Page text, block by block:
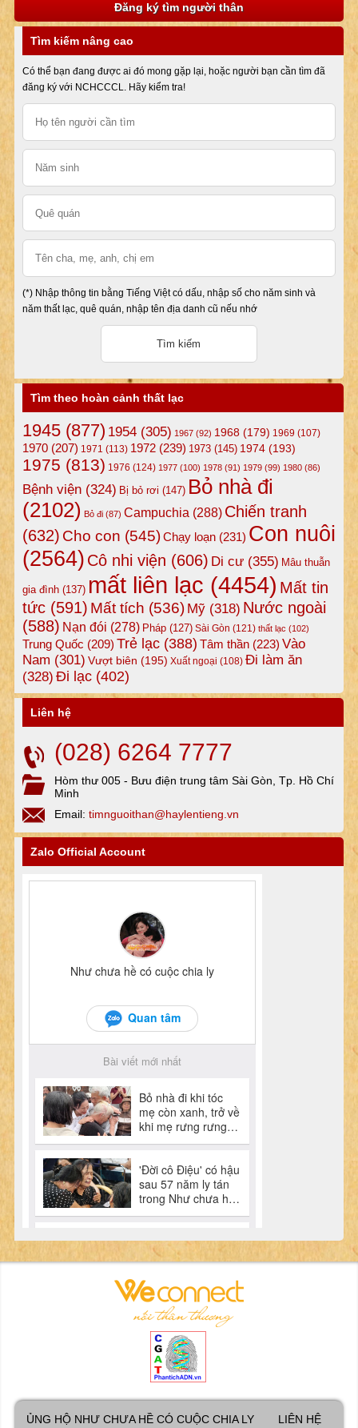
Đăng ký tìm người thân
Tìm kiếm nâng cao
Có thể bạn đang được ai đó mong gặp lại, hoặc người bạn cần tìm đã
đăng ký với NCHCCCL. Hãy kiểm tra!
(*) Nhập thông tin bằng Tiếng Việt có dấu, nhập số cho năm sinh và
năm thất lạc, quê quán, nhập tên địa danh cũ nếu nhớ
Tìm theo hoàn cảnh thất lạc
1945(877) 1954(305) 1967(92) 1968(179) 1969 (107)
1970(207) 1971 (113) 1972(239) 1973(145) 1974(193)
1975 (813) 1976 (124) 1977(100) 1978(91) 1979(99) 1980(86)
Bệnh viện(324) Bị bỏ rơi (147) Bỏ nhà đi
(2102) Bỏ đi(87) Campuchia (288) Chiến tranh
(632) Cho con (545)Chạy loạn(231) Con nuôi
(2564) Cô nhi viện (606) Di cư(355) Mâu thuẫn
gia đình(137) mất liên lạc (4454) Mất tin
tức(591) Mất tích (536) Mỹ(318) Nước ngoài
(588) Nạn đói (278) Pháp(127) Sài Gòn (121) thất lạc (102)
Trung Quốc (209) Trẻ lạc(388) Tâm thần(223) Vào
Nam (301) Vượt biên (195) Xuất ngoại (108) Đi làm ăn
(328) Đi lạc(402)
Liên hệ
(028) 6264 7777
Hòm thư 005 - Bưu điện trung tâm Sài Gòn, Tp. Hồ Chí
Minh
Email: timnguoithan@haylentieng.vn
Zalo Official Account
ỦNG HỘ NHƯ CHƯA HỀ CÓ CUỘC CHIA LY LIÊN HỆ